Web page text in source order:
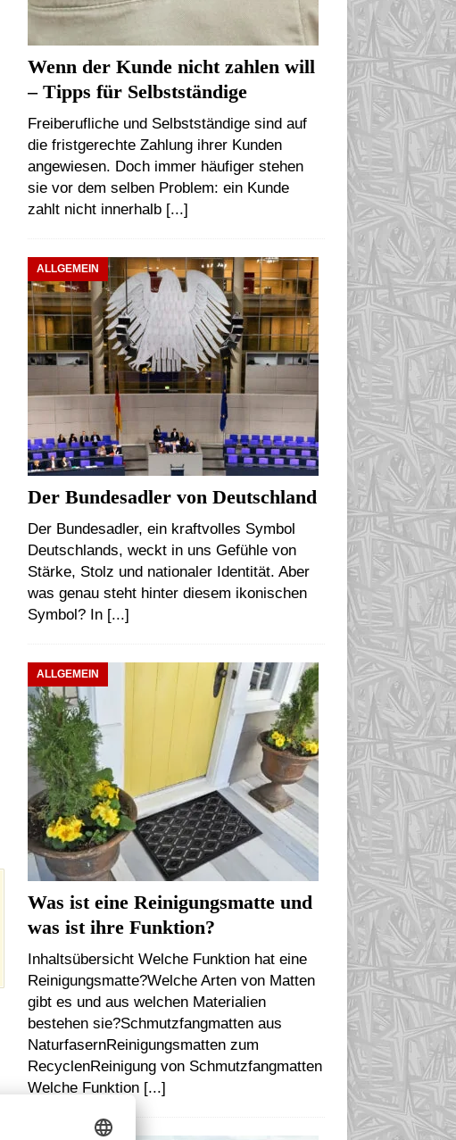
Wenn der Kunde nicht zahlen will
– Tipps für Selbstständige
Freiberufliche und Selbstständige sind auf
die fristgerechte Zahlung ihrer Kunden
angewiesen. Doch immer häufiger stehen
sie vor dem selben Problem: ein Kunde
zahlt nicht innerhalb [...]
ALLGEMEIN
Der Bundesadler von Deutschland
Der Bundesadler, ein kraftvolles Symbol
Deutschlands, weckt in uns Gefühle von
Stärke, Stolz und nationaler Identität. Aber
was genau steht hinter diesem ikonischen
Symbol? In [...]
ALLGEMEIN
Was ist eine Reinigungsmatte und
was ist ihre Funktion?
Inhaltsübersicht Welche Funktion hat eine
Reinigungsmatte?Welche Arten von Matten
gibt es und aus welchen Materialien
bestehen sie?Schmutzfangmatten aus
NaturfasernReinigungsmatten zum
RecyclenReinigung von Schmutzfangmatten
Welche Funktion [...]